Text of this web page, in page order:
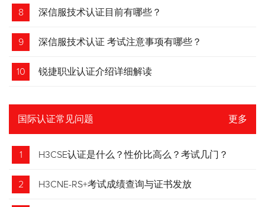
专家级网络工程师
8 深信服技术认证目前有哪些？
9 深信服技术认证 考试注意事项有哪些？
10 锐捷职业认证介绍详细解读
国际认证常见问题 更多
1 H3CSE认证是什么？性价比高么？考试几门？
2 H3CNE-RS+考试成绩查询与证书发放